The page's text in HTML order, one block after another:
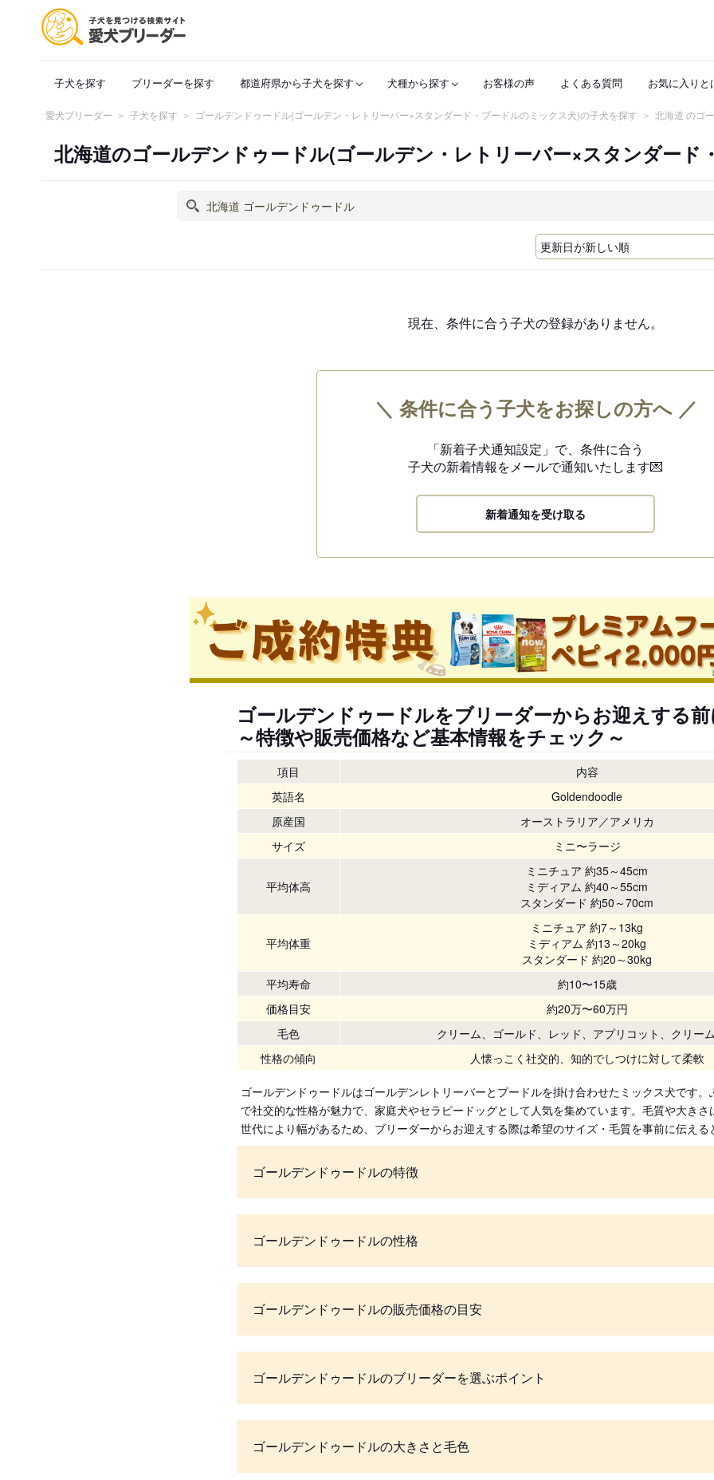
子犬を探す ブリーダーを探す 都道府県から子犬を探す 犬種から探す お客様の声 よくある質問 お気に入りと
愛犬ブリーダー 子犬を探す ゴールデンドゥードル(ゴールデン・レトリーバー×スタンダード・プードルのミックス犬)の子犬を探す 北海道 のゴ
北海道のゴールデンドゥードル(ゴールデン・レトリーバー×スタンダード
現在、条件に合う子犬の登録がありません。
＼ 条件に合う子犬をお探しの方へ ／
「新着子犬通知設定」で、 条件に合う
子犬の新着情報をメールで通知いたします💌
新着通知を受け取る
ゴールデンドゥードルをブリーダーからお迎えする
～特徴や販売価格など基本情報をチェック～
項目
内容
英語名
Goldendoodle
原産国
オーストラリア／アメリカ
サイズ
ミニ〜ラージ
平均体高
ミニチュア 約35～45cm
ミディアム 約40～55cm
スタンダード 約50～70cm
平均体重
ミニチュア 約7～13kg
ミディアム 約13～20kg
スタンダード 約20～30kg
平均寿命
約10〜15歳
価格目安
約20万〜60万円
毛色
クリーム、ゴールド、レッド、アプリコット、クリー
性格の傾向
人懐っこく社交的、知的でしつけに対して柔軟
ゴールデンドゥードルはゴールデンレトリーバーとプードルを掛け合わせたミックス犬です
で社交的な性格が魅力で、家庭犬やセラピードッグとして人気を集めています。毛質や大き
世代により幅があるため、ブリーダーからお迎えする際は希望のサイズ・毛質を事前に伝える
ゴールデンドゥードルの特徴
ゴールデンドゥードルの性格
ゴールデンドゥードルの販売価格の目安
ゴールデンドゥードルのブリーダーを選ぶポイント
ゴールデンドゥードルの大きさと毛色